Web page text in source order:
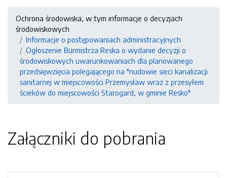
Ochrona środowiska, w tym informacje o decyzjach
środowiskowych
Informacje o postępowaniach administracyjnych
Ogłoszenie Burmistrza Reska o wydanie decyzji o
środowiskowych uwarunkowaniach dla planowanego
przedsięwzięcia polegającego na "nudowie sieci kanalizacji
sanitarnej w miejscowości Przemysław wraz z przesyłem
ścieków do miejscowości Starogard, w gminie Resko"
Załączniki do pobrania